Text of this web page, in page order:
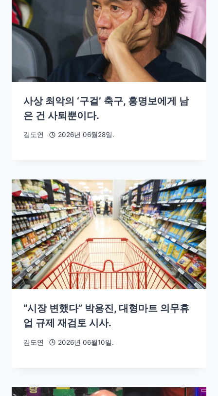
사상 최악의 ‘구걸’ 축구, 홍명보에게 남
은 건 사퇴뿐이다.
김도연 2026년 06월28일.
“시장 변했다” 박용진, 대형마트 의무휴
업 규제 재검토 시사.
김도연 2026년 06월10일.